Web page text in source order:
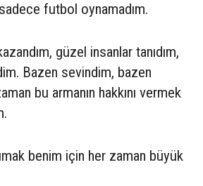
futbol oynamadım.
güzel insanlar tanıdım,
Bazen sevindim, bazen
bu armanın hakkını vermek
benim için her zaman büyük